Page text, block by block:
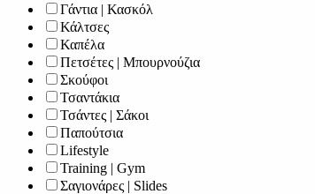
Γάντια | Κασκόλ
Κάλτσες
Καπέλα
Πετσέτες | Μπουρνούζια
Σκούφοι
Τσαντάκια
Τσάντες | Σάκοι
Παπούτσια
Lifestyle
Training | Gym
Σαγιονάρες | Slides